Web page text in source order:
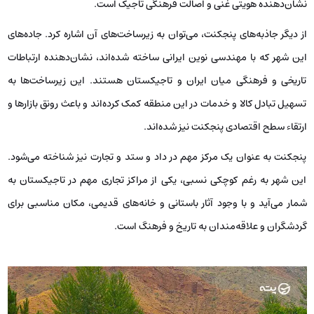
نشان‌دهنده هویتی غنی و اصالت فرهنگی تاجیک است.
از دیگر جاذبه‌های پنجکنت، می‌توان به زیرساخت‌های آن اشاره کرد. جاده‌های
این شهر که با مهندسی نوین ایرانی ساخته شده‌اند، نشان‌دهنده ارتباطات
تاریخی و فرهنگی میان ایران و تاجیکستان هستند. این زیرساخت‌ها به
تسهیل تبادل کالا و خدمات در این منطقه کمک کرده‌اند و باعث رونق بازارها و
ارتقاء سطح اقتصادی پنجکنت نیز شده‌اند.
پنجکنت به عنوان یک مرکز مهم در داد و ستد و تجارت نیز شناخته می‌شود.
این شهر به رغم کوچکی نسبی، یکی از مراکز تجاری مهم در تاجیکستان به
شمار می‌آید و با وجود آثار باستانی و خانه‌های قدیمی، مکان مناسبی برای
گردشگران و علاقه‌مندان به تاریخ و فرهنگ است.